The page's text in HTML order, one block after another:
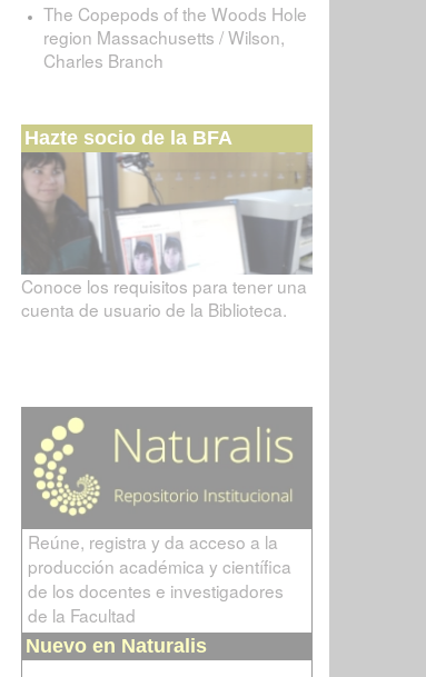
The Copepods of the Woods Hole
region Massachusetts / Wilson,
Charles Branch
Hazte socio de la BFA
Conoce los requisitos para tener una
cuenta de usuario de la Biblioteca.
Reúne, registra y da acceso a la
producción académica y científica
de los docentes e investigadores
de la Facultad
Nuevo en Naturalis